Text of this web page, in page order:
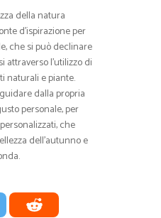
della natura
d’ispirazione per
che si può declinare
l’utilizzo di
naturali e piante.
dalla propria
personale, per
che
dell’autunno e